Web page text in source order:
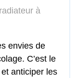
à
envies de
C’est le
anticiper les